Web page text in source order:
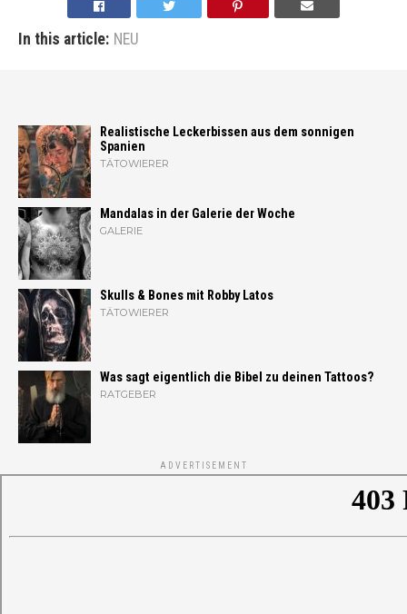
In this article: NEU
Realistische Leckerbissen aus dem sonnigen
Spanien
TÄTOWIERER
Mandalas in der Galerie der Woche
GALERIE
Skulls & Bones mit Robby Latos
TÄTOWIERER
Was sagt eigentlich die Bibel zu deinen Tattoos?
RATGEBER
ADVERTISEMENT